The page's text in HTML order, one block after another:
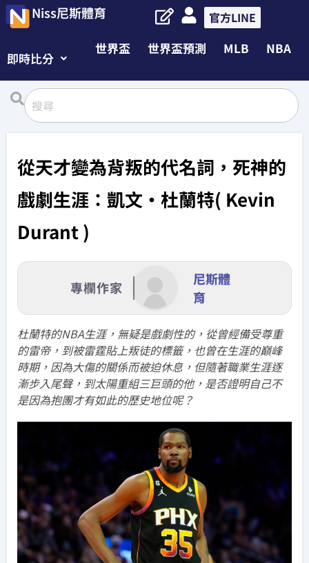
Niss尼斯體育 官方LINE
即時比分
世界盃 世界盃預測 MLB NBA
從天才變為背叛的代名詞，死神的
戲劇生涯：凱文·杜蘭特( Kevin
Durant )
專欄作家
尼斯體
育
杜蘭特的NBA生涯，無疑是戲劇性的，從曾經備受尊重
的雷帝，到被雷霆貼上叛徒的標籤，也曾在生涯的巔峰
時期，因為大傷的關係而被迫休息，但隨著職業生涯逐
漸步入尾聲，到太陽重組三巨頭的他，是否證明自己不
是因為抱團才有如此的歷史地位呢？